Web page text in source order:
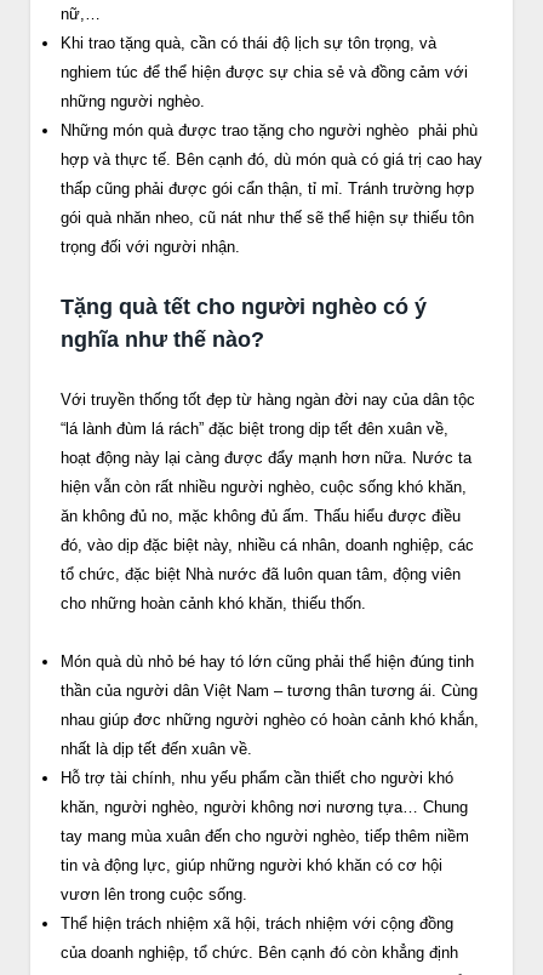
nữ,…
Khi trao tặng quà, cần có thái độ lịch sự tôn trọng, và
nghiem túc để thể hiện được sự chia sẻ và đồng cảm với
những người nghèo.
Những món quà được trao tặng cho người nghèo phải phù
hợp và thực tế. Bên cạnh đó, dù món quà có giá trị cao hay
thấp cũng phải được gói cẩn thận, tỉ mỉ. Tránh trường hợp
gói quà nhăn nheo, cũ nát như thế sẽ thể hiện sự thiếu tôn
trọng đối với người nhận.
Tặng quà tết cho người nghèo có ý
nghĩa như thế nào?
Với truyền thống tốt đẹp từ hàng ngàn đời nay của dân tộc
“lá lành đùm lá rách” đặc biệt trong dịp tết đên xuân về,
hoạt động này lại càng được đẩy mạnh hơn nữa. Nước ta
hiện vẫn còn rất nhiều người nghèo, cuộc sống khó khăn,
ăn không đủ no, mặc không đủ ấm. Thấu hiểu được điều
đó, vào dịp đặc biệt này, nhiều cá nhân, doanh nghiệp, các
tổ chức, đặc biệt Nhà nước đã luôn quan tâm, động viên
cho những hoàn cảnh khó khăn, thiếu thốn.
Món quà dù nhỏ bé hay tó lớn cũng phải thể hiện đúng tinh
thần của người dân Việt Nam – tương thân tương ái. Cùng
nhau giúp đơc những người nghèo có hoàn cảnh khó khắn,
nhất là dịp tết đến xuân về.
Hỗ trợ tài chính, nhu yếu phẩm cần thiết cho người khó
khăn, người nghèo, người không nơi nương tựa… Chung
tay mang mùa xuân đến cho người nghèo, tiếp thêm niềm
tin và động lực, giúp những người khó khăn có cơ hội
vươn lên trong cuộc sống.
Thể hiện trách nhiệm xã hội, trách nhiệm với cộng đồng
của doanh nghiệp, tổ chức. Bên cạnh đó còn khẳng định